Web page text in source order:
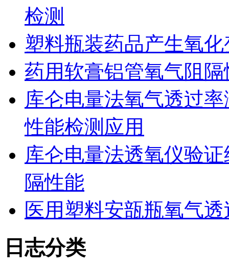
检测
塑料瓶装药品产生氧
药用软膏铝管氧气阻
库仑电量法氧气透过
性能检测应用
库仑电量法透氧仪验
隔性能
医用塑料安瓿瓶氧气
日志分类